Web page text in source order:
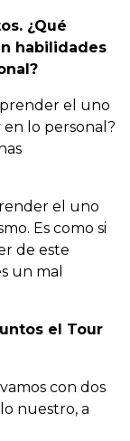
¿Qué
habilidades
el uno
lo personal?
el uno
Es como si
de este
un mal
el Tour
con dos
nuestro, a